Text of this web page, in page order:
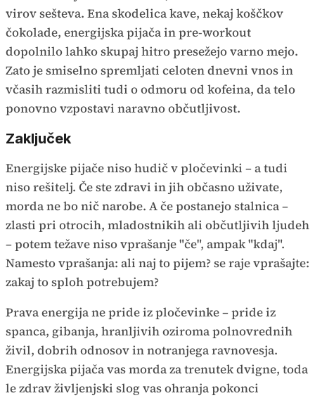
virov sešteva. Ena skodelica kave, nekaj koščkov
čokolade, energijska pijača in pre-workout
dopolnilo lahko skupaj hitro presežejo varno mejo.
Zato je smiselno spremljati celoten dnevni vnos in
včasih razmisliti tudi o odmoru od kofeina, da telo
ponovno vzpostavi naravno občutljivost.
Zaključek
Energijske pijače niso hudič v pločevinki – a tudi
niso rešitelj. Če ste zdravi in jih občasno uživate,
morda ne bo nič narobe. A če postanejo stalnica –
zlasti pri otrocih, mladostnikih ali občutljivih ljudeh
– potem težave niso vprašanje "če", ampak "kdaj".
Namesto vprašanja: ali naj to pijem? se raje vprašajte:
zakaj to sploh potrebujem?
Prava energija ne pride iz pločevinke – pride iz
spanca, gibanja, hranljivih oziroma polnovrednih
živil, dobrih odnosov in notranjega ravnovesja.
Energijska pijača vas morda za trenutek dvigne, toda
le zdrav življenjski slog vas ohranja pokonci